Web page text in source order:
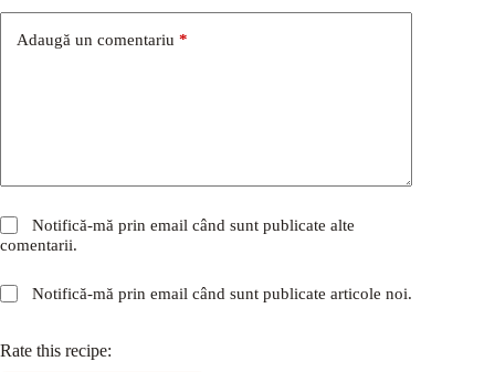
Adaugă un comentariu *
Notifică-mă prin email când sunt publicate alte
comentarii.
Notifică-mă prin email când sunt publicate articole noi.
Rate this recipe: